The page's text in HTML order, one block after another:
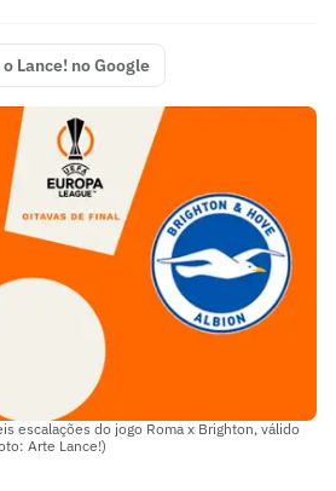
Lance! no Google
escalações do jogo Roma x Brighton, válido
Arte Lance!)